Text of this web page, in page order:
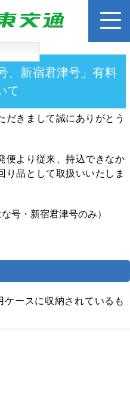
索
質問
、新宿君津号」有料
て
だきまして誠にありがとう
便より従来、持込できなか
り品として取扱いいたしま
号・新宿君津号のみ）
ースに収納されているも